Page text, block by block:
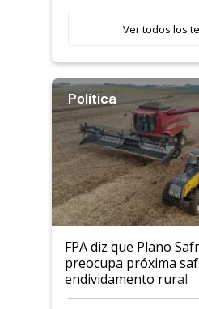
Ver todos los
Política
FPA diz que Plano
preocupa próxima
endividamento rural